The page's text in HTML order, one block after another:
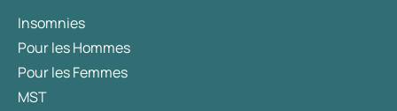
Insomnies
Pour les Hommes
Pour les Femmes
MST